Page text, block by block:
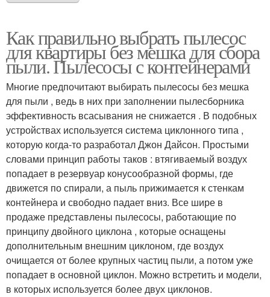
Как правильно выбрать пылесос
для квартиры без мешка для сбора
пыли. Пылесосы с контейнерами
Многие предпочитают выбирать пылесосы без мешка
для пыли , ведь в них при заполнении пылесборника
эффективность всасывания не снижается . В подобных
устройствах используется система циклонного типа ,
которую когда-то разработал Джон Дайсон. Простыми
словами принцип работы таков : втягиваемый воздух
попадает в резервуар конусообразной формы, где
движется по спирали, а пыль прижимается к стенкам
контейнера и свободно падает вниз. Все шире в
продаже представлены пылесосы, работающие по
принципу двойного циклона , которые оснащены
дополнительным внешним циклоном, где воздух
очищается от более крупных частиц пыли, а потом уже
попадает в основной циклон. Можно встретить и модели,
в которых используется более двух циклонов.